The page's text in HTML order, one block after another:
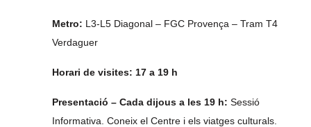
Metro: L3-L5 Diagonal – FGC Provença – Tram T4
Verdaguer
Horari de visites: 17 a 19 h
Presentació – Cada dijous a les 19 h: Sessió
Informativa. Coneix el Centre i els viatges culturals.